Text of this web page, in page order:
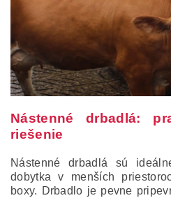
Nástenné drbadlá:
riešenie
Nástenné drbadlá sú
dobytka v menších
boxy. Drbadlo je pevne